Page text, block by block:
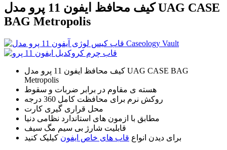
کیف محافظ ایفون 11 پرو مدل UAG CASE
BAG Metropolis
کیف محافظ ایفون 11 پرو مدل UAG CASE BAG
Metropolis
هسته ی مقاوم در برابر ضربات و سقوط
روکش نرم برای محافظت کامل 360 درجه
محل قراری گیری کارت
مطابق با ازمون های استاندارد نظامی دنیا
قابلیت شارژ بی سیم مگ سیف
برای دیدن انواع قاب های خاص ایفون کیلیک کنید